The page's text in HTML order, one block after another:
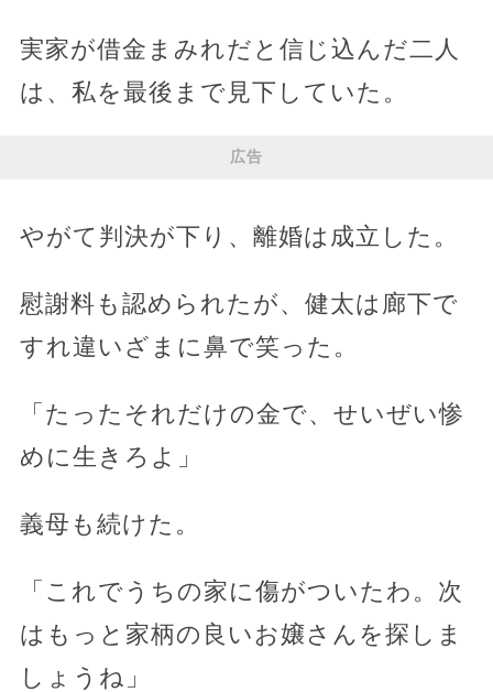
実家が借金まみれだと信じ込んだ二人
は、私を最後まで見下していた。
広告
やがて判決が下り、離婚は成立した。
慰謝料も認められたが、健太は廊下で
すれ違いざまに鼻で笑った。
「たったそれだけの金で、せいぜい惨
めに生きろよ」
義母も続けた。
「これでうちの家に傷がついたわ。次
はもっと家柄の良いお嬢さんを探しま
しょうね」